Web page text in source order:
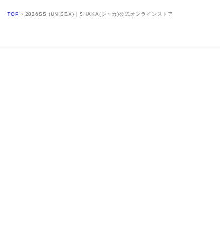
TOP › 2026SS (UNISEX)｜SHAKA(シャカ)公式オンラインストア